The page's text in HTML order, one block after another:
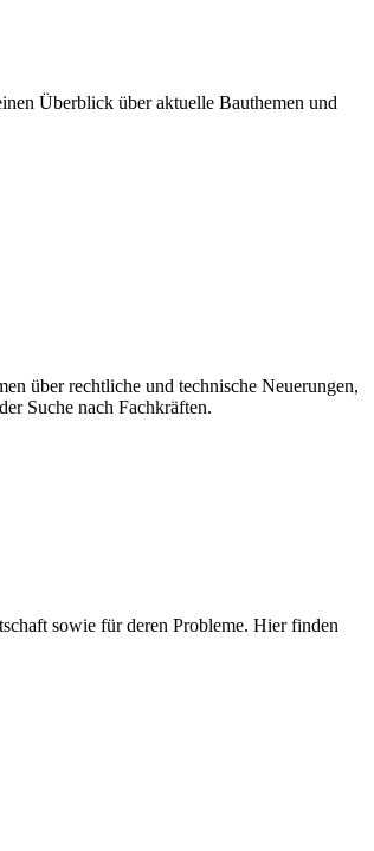
Überblick über aktuelle Bauthemen und
über rechtliche und technische Neuerungen,
Suche nach Fachkräften.
sowie für deren Probleme. Hier finden